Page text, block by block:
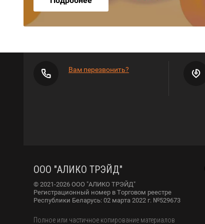
Вам перезвонить?
ООО "АЛИКО ТРЭЙД"
© 2021-2026 ООО "АЛИКО ТРЭЙД"
Регистрационный номер в Торговом реестре
Республики Беларусь: 02 марта 2022 г. №529673
Полное или частичное копирование материалов